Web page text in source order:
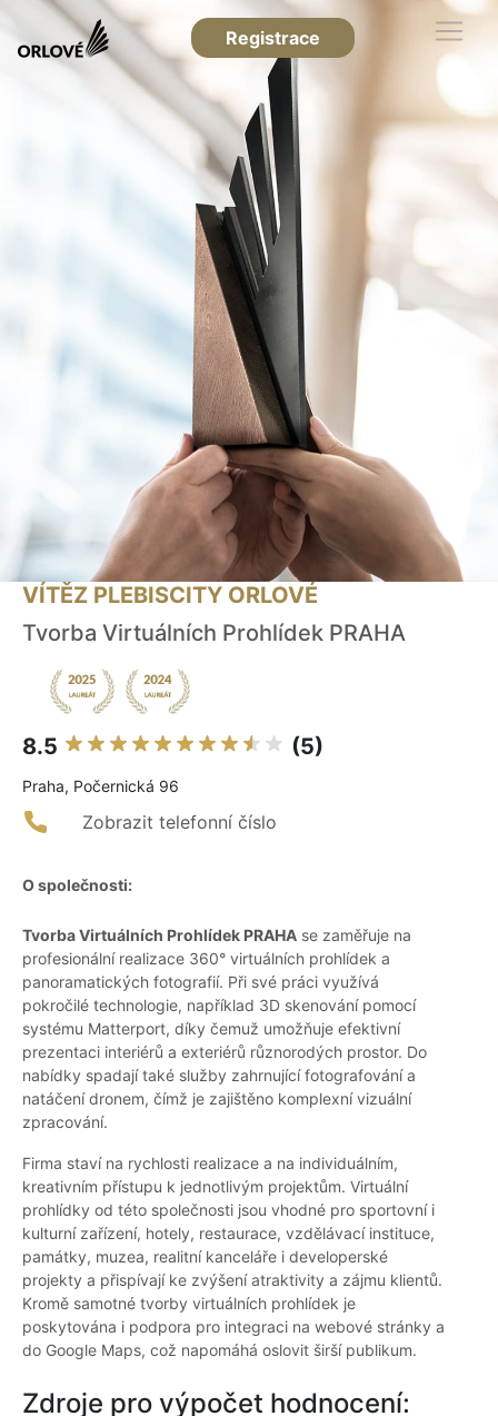
Registrace
VÍTĚZ PLEBISCITY ORLOVÉ
Tvorba Virtuálních Prohlídek PRAHA
8.5 (5)
Praha, Počernická 96
Zobrazit telefonní číslo
O společnosti:
Tvorba Virtuálních Prohlídek PRAHA se zaměřuje na
profesionální realizace 360° virtuálních prohlídek a
panoramatických fotografií. Při své práci využívá
pokročilé technologie, například 3D skenování pomocí
systému Matterport, díky čemuž umožňuje efektivní
prezentaci interiérů a exteriérů různorodých prostor. Do
nabídky spadají také služby zahrnující fotografování a
natáčení dronem, čímž je zajištěno komplexní vizuální
zpracování.
Firma staví na rychlosti realizace a na individuálním,
kreativním přístupu k jednotlivým projektům. Virtuální
prohlídky od této společnosti jsou vhodné pro sportovní i
kulturní zařízení, hotely, restaurace, vzdělávací instituce,
památky, muzea, realitní kanceláře i developerské
projekty a přispívají ke zvýšení atraktivity a zájmu klientů.
Kromě samotné tvorby virtuálních prohlídek je
poskytována i podpora pro integraci na webové stránky a
do Google Maps, což napomáhá oslovit širší publikum.
Zdroje pro výpočet hodnocení: